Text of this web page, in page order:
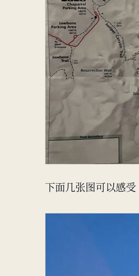
下面几张图可以感